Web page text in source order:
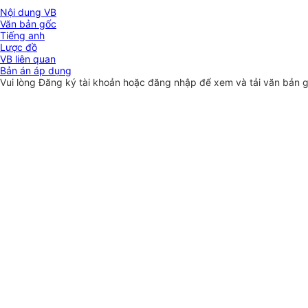
Nội dung VB
Văn bản gốc
Tiếng anh
Lược đồ
VB liên quan
Bản án áp dụng
Vui lòngĐăng ký tài khoản hoặc đăng nhập để xem và tải văn bản